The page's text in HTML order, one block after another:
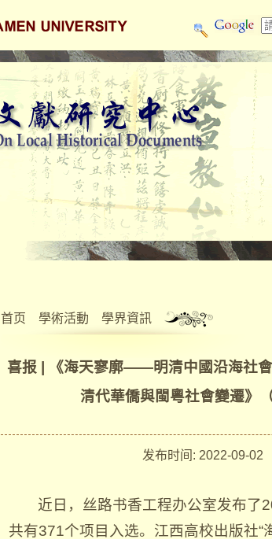
首页 學術活動 學界資訊
喜报 | 《海天寥廓——明清中國沿海社
清代華僑與閩粵社會變遷》
发布时间: 2022-09-02
近日，丝路书香工程办公室发布了
共有371个项目入选。江西高校出版社